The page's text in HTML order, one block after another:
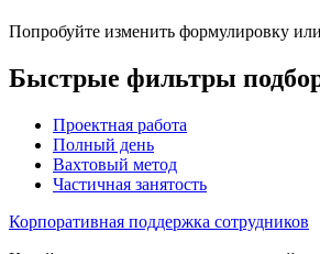
Попробуйте изменить формулировку
Быстрые фильтры
Проектная работа
Полный день
Вахтовый метод
Частичная занятость
Корпоративная поддержка сотрудников